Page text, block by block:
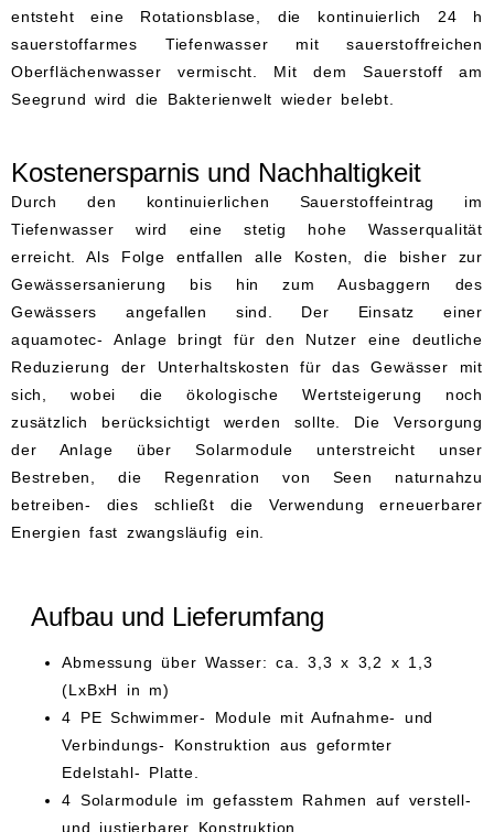
entsteht eine Rotationsblase, die kontinuierlich 24 h
sauerstoffarmes Tiefenwasser mit sauerstoffreichen
Oberflächenwasser vermischt. Mit dem Sauerstoff am
Seegrund wird die Bakterienwelt wieder belebt.
Kostenersparnis und Nachhaltigkeit
Durch den kontinuierlichen Sauerstoffeintrag im
Tiefenwasser wird eine stetig hohe Wasserqualität
erreicht. Als Folge entfallen alle Kosten, die bisher zur
Gewässersanierung bis hin zum Ausbaggern des
Gewässers angefallen sind. Der Einsatz einer
aquamotec- Anlage bringt für den Nutzer eine deutliche
Reduzierung der Unterhaltskosten für das Gewässer mit
sich, wobei die ökologische Wertsteigerung noch
zusätzlich berücksichtigt werden sollte. Die Versorgung
der Anlage über Solarmodule unterstreicht unser
Bestreben, die Regenration von Seen naturnahzu
betreiben- dies schließt die Verwendung erneuerbarer
Energien fast zwangsläufig ein.
Aufbau und Lieferumfang
Abmessung über Wasser: ca. 3,3 x 3,2 x 1,3
(LxBxH in m)
4 PE Schwimmer- Module mit Aufnahme- und
Verbindungs- Konstruktion aus geformter
Edelstahl- Platte.
4 Solarmodule im gefasstem Rahmen auf verstell-
und justierbarer Konstruktion.